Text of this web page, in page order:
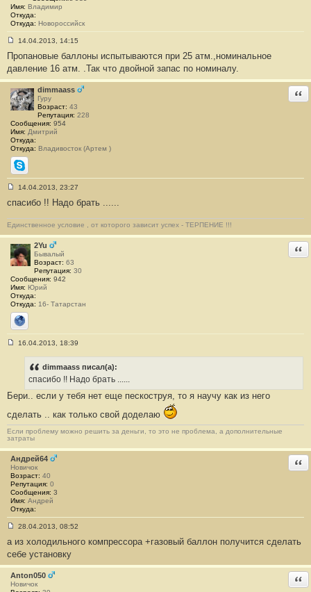
Имя: Владимир
Откуда:
Откуда: Новороссийск
о
б
щ
е
н
и
#
1
6
14.04.2013, 14:15
Пропановые баллоны испытываются при 25 атм.,номинальное
давление 16 атм. .Так что двойной запас по номиналу.
dimmaass
Гуру
Возраст: 43
Репутация: 228
Сообщения: 954
Имя: Дмитрий
Откуда:
Откуда: Владивосток (Артем )
Skype
о
б
щ
е
н
и
е
#
1
7
14.04.2013, 23:27
спасибо !! Надо брать ......
Единственное условие , от которого зависит успех - ТЕРПЕНИЕ !!!
2Yu
Бывалый
Возраст: 63
Репутация: 30
Сообщения: 942
Имя: Юрий
Откуда:
Откуда: 16- Татарстан
Сайт
н
е
#
1
8
16.04.2013, 18:39
dimmaass писал(а):
спасибо !! Надо брать ......
Бери.. если у тебя нет еще пескоструя, то я научу как из него
сделать .. как только свой доделаю
Если проблему можно решить за деньги, то это не проблема, а дополнительные
затраты
Андрей64
Новичок
Возраст: 40
Репутация: 0
Сообщения: 3
Имя: Андрей
Откуда:
о
б
щ
е
н
28.04.2013, 08:52
а из холодильного компрессора +газовый баллон получится сделать
себе установку
Anton050
Новичок